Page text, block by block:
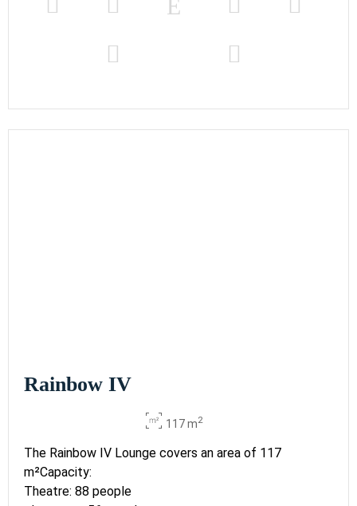
Rainbow IV
117 m2
The Rainbow IV Lounge covers an area of 117
m²Capacity:
Theatre: 88 people